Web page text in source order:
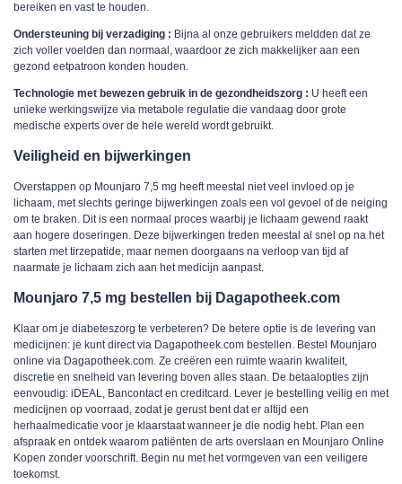
bereiken en vast te houden.
Ondersteuning bij verzadiging : Bijna al onze gebruikers meldden dat ze
zich voller voelden dan normaal, waardoor ze zich makkelijker aan een
gezond eetpatroon konden houden.
Technologie met bewezen gebruik in de gezondheidszorg : U heeft een
unieke werkingswijze via metabole regulatie die vandaag door grote
medische experts over de hele wereld wordt gebruikt.
Veiligheid en bijwerkingen
Overstappen op Mounjaro 7,5 mg heeft meestal niet veel invloed op je
lichaam, met slechts geringe bijwerkingen zoals een vol gevoel of de neiging
om te braken. Dit is een normaal proces waarbij je lichaam gewend raakt
aan hogere doseringen. Deze bijwerkingen treden meestal al snel op na het
starten met tirzepatide, maar nemen doorgaans na verloop van tijd af
naarmate je lichaam zich aan het medicijn aanpast.
Mounjaro 7,5 mg bestellen bij Dagapotheek.com
Klaar om je diabeteszorg te verbeteren? De betere optie is de levering van
medicijnen: je kunt direct via Dagapotheek.com bestellen. Bestel Mounjaro
online via Dagapotheek.com. Ze creëren een ruimte waarin kwaliteit,
discretie en snelheid van levering boven alles staan. De betaalopties zijn
eenvoudig: iDEAL, Bancontact en creditcard. Lever je bestelling veilig en met
medicijnen op voorraad, zodat je gerust bent dat er altijd een
herhaalmedicatie voor je klaarstaat wanneer je die nodig hebt. Plan een
afspraak en ontdek waarom patiënten de arts overslaan en Mounjaro Online
Kopen zonder voorschrift. Begin nu met het vormgeven van een veiligere
toekomst.